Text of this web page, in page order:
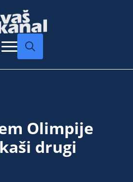
Olimpije
drugi